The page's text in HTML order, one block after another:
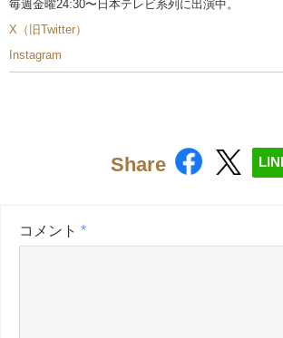
毎週金曜24:30〜日本テレビ系列に出演中。
X（旧Twitter）
Instagram
Share
コメント *